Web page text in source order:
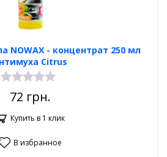
NOWAX - концентрат 250 мл
Citrus
72 грн.
Купить в 1 клик
В избранное